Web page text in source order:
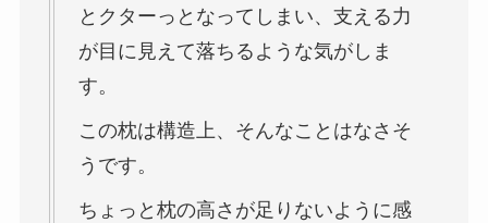
とクターっとなってしまい、支える力
が目に見えて落ちるような気がしま
す。
この枕は構造上、そんなことはなさそ
うです。
ちょっと枕の高さが足りないように感